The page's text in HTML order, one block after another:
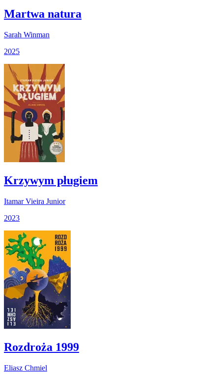
Martwa natura
Sarah Winman
2025
Krzywym pługiem
Itamar Vieira Junior
2023
Rozdroża 1999
Eliasz Chmiel